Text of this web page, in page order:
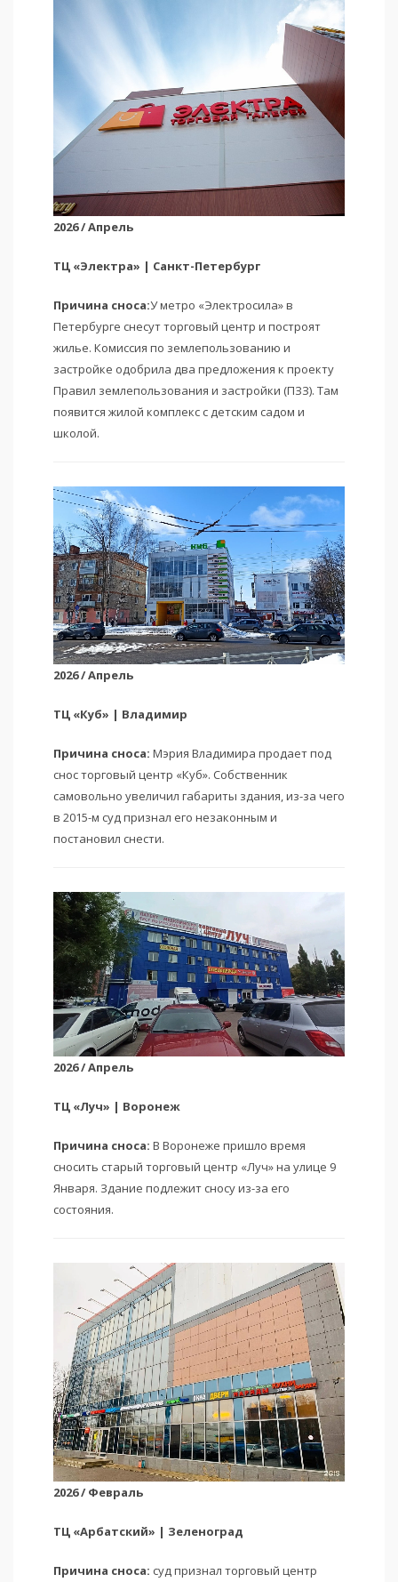
2026 / Апрель
ТЦ «Электра» | Санкт-Петербург
Причина сноса:У метро «Электросила» в
Петербурге снесут торговый центр и построят
жилье. Комиссия по землепользованию и
застройке одобрила два предложения к проекту
Правил землепользования и застройки (ПЗЗ). Там
появится жилой комплекс с детским садом и
школой.
2026 / Апрель
ТЦ «Куб» | Владимир
Причина сноса: Мэрия Владимира продает под
снос торговый центр «Куб». Собственник
самовольно увеличил габариты здания, из-за чего
в 2015-м суд признал его незаконным и
постановил снести.
2026 / Апрель
ТЦ «Луч» | Воронеж
Причина сноса: В Воронеже пришло время
сносить старый торговый центр «Луч» на улице 9
Января. Здание подлежит сносу из-за его
состояния.
2026 / Февраль
ТЦ «Арбатский» | Зеленоград
Причина сноса: суд признал торговый центр